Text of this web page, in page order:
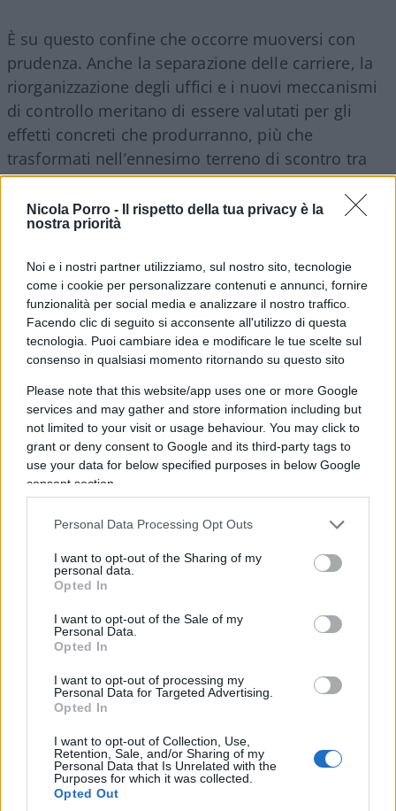
Nicola Porro -
Il rispetto della tua privacy è la
nostra priorità
Noi e i nostri partner utilizziamo, sul nostro sito, tecnologie
come i cookie per personalizzare contenuti e annunci, fornire
funzionalità per social media e analizzare il nostro traffico.
Facendo clic di seguito si acconsente all'utilizzo di questa
tecnologia. Puoi cambiare idea e modificare le tue scelte sul
consenso in qualsiasi momento ritornando su questo sito
Please note that this website/app uses one or more Google
services and may gather and store information including but
not limited to your visit or usage behaviour. You may click to
grant or deny consent to Google and its third-party tags to
use your data for below specified purposes in below Google
consent section.
Personal Data Processing Opt Outs
I want to opt-out of the Sharing of my
personal data.
Opted In
I want to opt-out of the Sale of my
Personal Data.
Opted In
I want to opt-out of processing my
Personal Data for Targeted Advertising.
Opted In
I want to opt-out of Collection, Use,
Retention, Sale, and/or Sharing of my
Personal Data that Is Unrelated with the
Purposes for which it was collected.
Opted Out
È su questo confine che occorre muoversi con
prudenza. Anche la separazione delle carriere, la
riorganizzazione degli uffici e i nuovi meccanismi
di controllo meritano di essere valutati per gli
effetti concreti che produrranno, più che
trasformati nell’ennesimo terreno di scontro tra
Governo e magistratura.Con una cautela in più:
ogni riforma di un organo di controllo dovrebbe
rafforzarne non soltanto l’efficienza, ma anche
perché l’autorevolezza di chi controlla dipende
anche dalla distanza che mantiene da chi è
chiamato a controllare.
riforma come una partita con due squadre:
Palazzo Chigi da una parte e la Corte dei conti
dall’altra. La questione riguarda qualcosa di assai
meno spettacolare, ma molto più importante:
come rendere lo Stato capace di decidere e,
contemporaneamente, capace di controllare se